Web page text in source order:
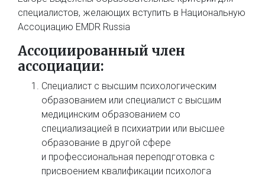
специалистов, желающих вступить в Национальную
Ассоциацию EMDR Russia
Ассоциированный член
ассоциации:
Специалист с высшим психологическим
образованием или специалист с высшим
медицинским образованием со
специализацией в психиатрии или высшее
образование в другой сфере
и профессиональная переподготовка с
присвоением квалификации психолога